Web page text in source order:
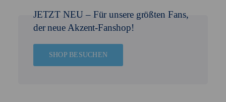
JETZT NEU – Für unsere größten Fans,
der neue Akzent-Fanshop!
SHOP BESUCHEN